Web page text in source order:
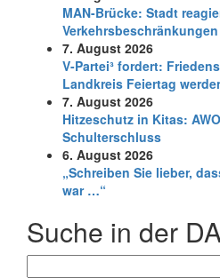
MAN-Brücke: Stadt
Verkehrsbeschränkungen
7. August 2026
V-Partei­³ fordert:
Land­kreis Feier­tag
7. August 2026
Hitzeschutz in Kitas:
Schulterschluss
6. August 2026
„Schreiben Sie lieber,
war …“
Suche in der